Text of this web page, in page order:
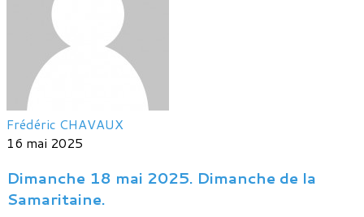
Frédéric CHAVAUX
16 mai 2025
Dimanche 18 mai 2025. Dimanche de la
Samaritaine.